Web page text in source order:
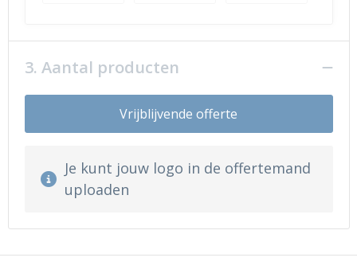
3. Aantal producten
Vrijblijvende offerte
Je kunt jouw logo in de offertemand
uploaden